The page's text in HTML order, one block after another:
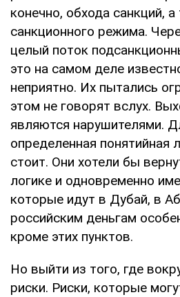
конечно, обхода санкций,
санкционного режима.
целый поток
это на самом деле
неприятно. Их пытались
этом не говорят вслух.
являются нарушителями.
определенная понятийная
стоит. Они хотели бы
логике и одновременно
которые идут в Дубай, в
российским деньгам
кроме этих пунктов.
Но выйти из того, где
риски. Риски, которые